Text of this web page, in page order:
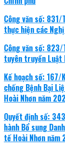
Công văn số:
thực hiện các
Công văn số:
tuyên truyền
Kế hoạch số:
chống Bệnh Bại
Hoài Nhơn năm
Quyết định số:
hành Bổ sung
tế Hoài Nhơn